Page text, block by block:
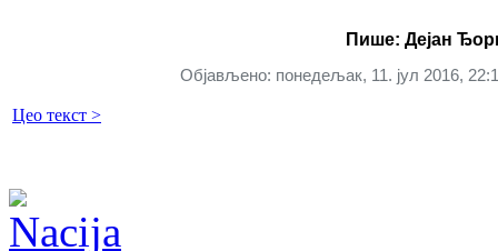
Пише: Дејан
Објављено: понедељак, 11. јул 2016,
Цео текст >